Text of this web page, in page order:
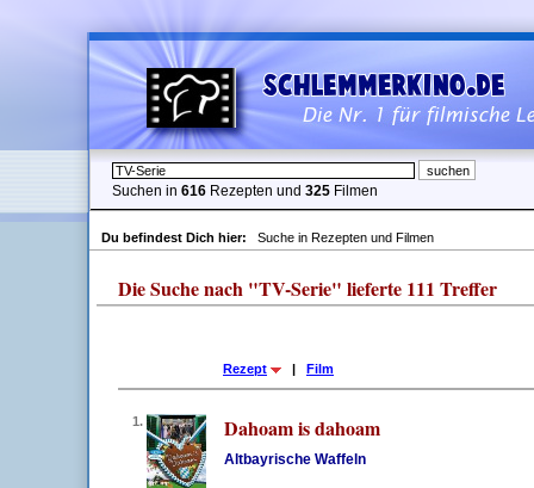
Suchen in 616 Rezepten und 325 Filmen
Du befindest Dich hier: Suche in Rezepten und Filmen
Die Suche nach "TV-Serie" lieferte 111 Treffer
Rezept | Film
1. Dahoam is dahoam
Altbayrische Waffeln